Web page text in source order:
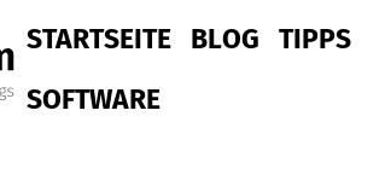
Hauptnavigation
STARTSEITE BLOG
TIPPS
SOFTWARE